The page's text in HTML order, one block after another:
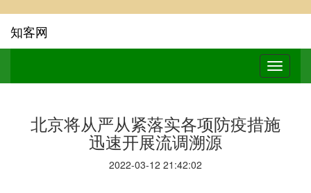
知客网
北京将从严从紧落实各项防疫措施
迅速开展流调溯源
2022-03-12 21:42:02